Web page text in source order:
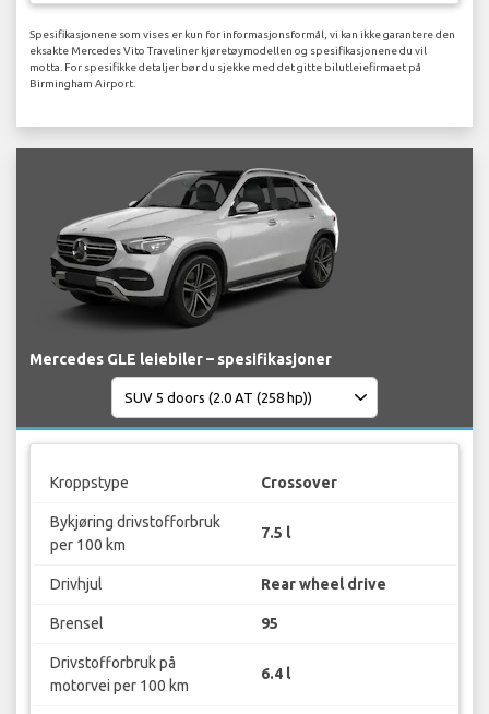
Spesifikasjonene som vises er kun for informasjonsformål, vi kan ikke garantere den
eksakte Mercedes Vito Traveliner kjøretøymodellen og spesifikasjonene du vil
motta. For spesifikke detaljer bør du sjekke med det gitte bilutleiefirmaet på
Birmingham Airport.
Mercedes GLE leiebiler – spesifikasjoner
Kroppstype Crossover
Bykjøring drivstofforbruk
per 100 km
7.5 l
Drivhjul Rear wheel drive
Brensel 95
Drivstofforbruk på
motorvei per 100 km
6.4 l